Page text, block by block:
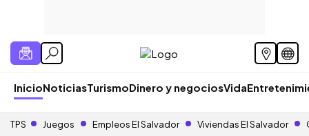
InicioNoticiasTurismoDinero y negociosVida
TPS Juegos Empleos El Salvador Viviendas El Salvador